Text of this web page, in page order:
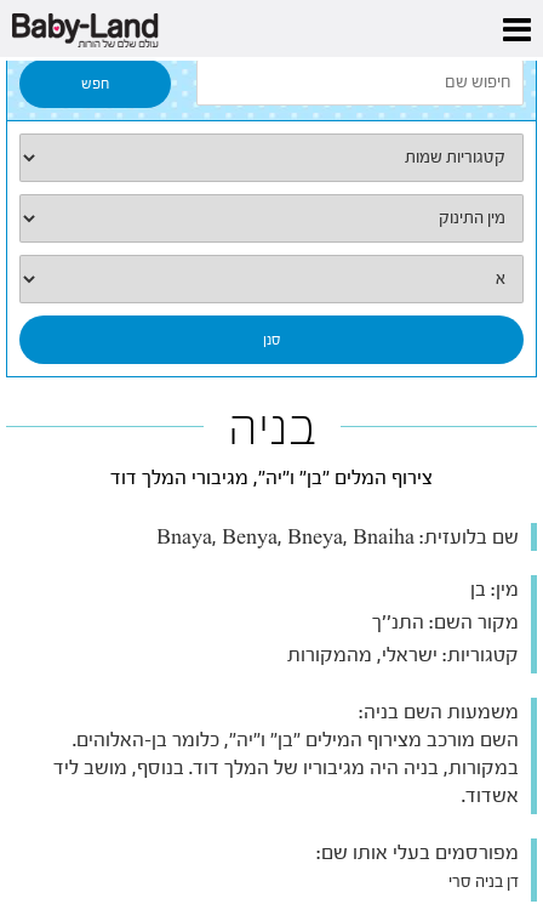
דף הבית
בניה
צירוף המלים "בן" ו"יה", מגיבורי המלך דוד
שם בלועזית:
מין: בן
מקור השם: התנ''ך
קטגוריות: ישראלי, מהמקורות
משמעות השם בניה:
השם מורכב מצירוף המילים "בן" ו"יה", כלומר בן-האלוהים.
במקורות, בניה היה מגיבוריו של המלך דוד. בנוסף, מושב ליד
אשדוד.
מפורסמים בעלי אותו שם:
דן בניה סרי